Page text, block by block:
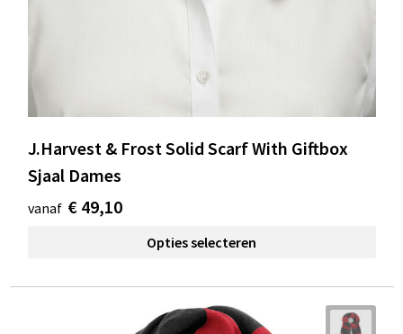
J.Harvest & Frost Solid Scarf With Giftbox
Sjaal Dames
vanaf € 49,10
Opties selecteren